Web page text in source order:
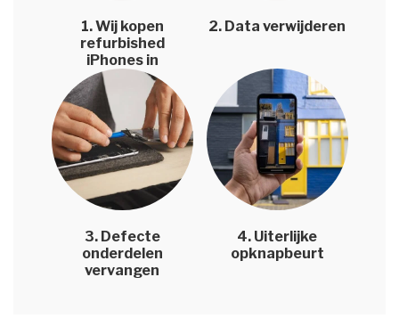
1. Wij kopen
refurbished
iPhones in
2. Data verwijderen
3. Defecte
onderdelen
vervangen
4. Uiterlijke
opknapbeurt